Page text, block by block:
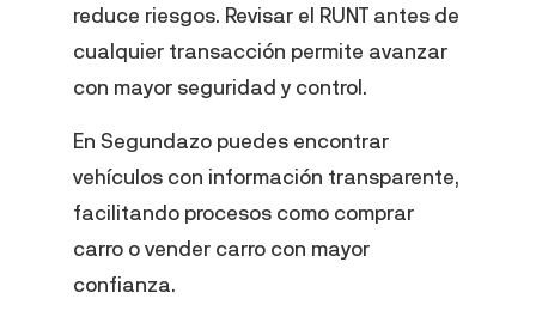
reduce riesgos. Revisar el RUNT antes de
cualquier transacción permite avanzar
con mayor seguridad y control.
En Segundazo puedes encontrar
vehículos con información transparente,
facilitando procesos como comprar
carro o vender carro con mayor
confianza.